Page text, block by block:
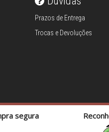
Prazos de Entrega
Trocas e Devoluções
segura